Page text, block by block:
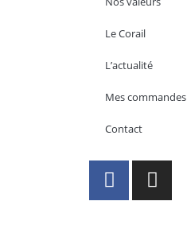
Le Corail
L’actualité
Mes commandes
Contact